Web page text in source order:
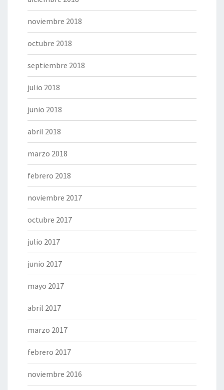
noviembre 2018
octubre 2018
septiembre 2018
julio 2018
junio 2018
abril 2018
marzo 2018
febrero 2018
noviembre 2017
octubre 2017
julio 2017
junio 2017
mayo 2017
abril 2017
marzo 2017
febrero 2017
noviembre 2016